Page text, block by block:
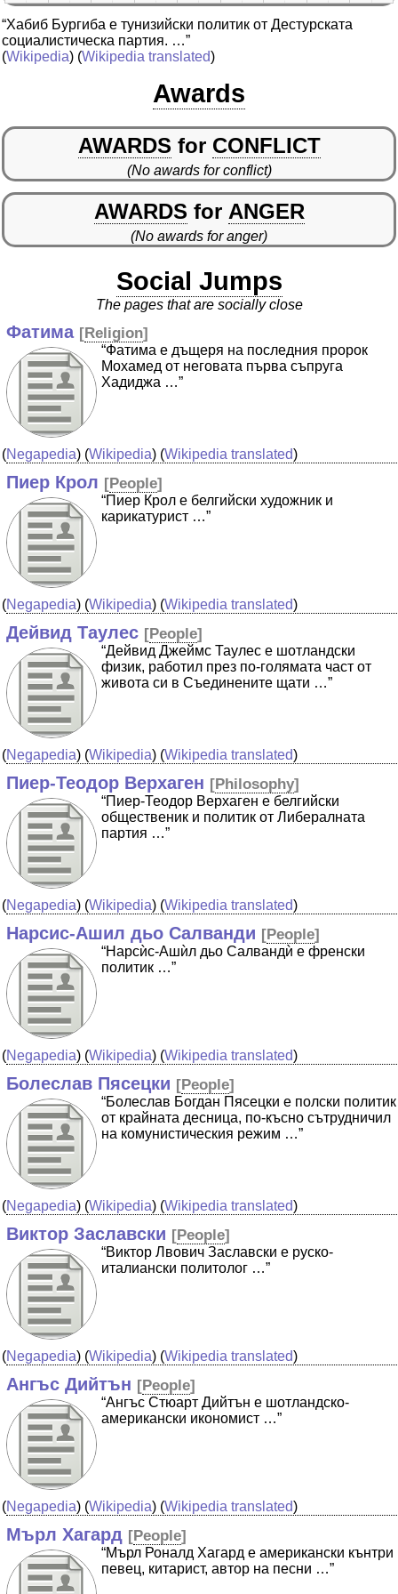
“Хабиб Бургиба е тунизийски политик от Дестурската
социалистическа партия. …”
(Wikipedia) (Wikipedia translated)
Awards
AWARDS for CONFLICT
(No awards for conflict)
AWARDS for ANGER
(No awards for anger)
Social Jumps
The pages that are socially close
Фатима [Religion]
“Фатима е дъщеря на последния пророк
Мохамед от неговата първа съпруга
Хадиджа …”
(Negapedia) (Wikipedia) (Wikipedia translated)
Пиер Крол [People]
“Пиер Крол е белгийски художник и
карикатурист …”
(Negapedia) (Wikipedia) (Wikipedia translated)
Дейвид Таулес [People]
“Дейвид Джеймс Таулес е шотландски
физик, работил през по-голямата част от
живота си в Съединените щати …”
(Negapedia) (Wikipedia) (Wikipedia translated)
Пиер-Теодор Верхаген [Philosophy]
“Пиер-Теодор Верхаген е белгийски
общественик и политик от Либералната
партия …”
(Negapedia) (Wikipedia) (Wikipedia translated)
Нарсис-Ашил дьо Салванди [People]
“Нарсѝс-Ашѝл дьо Салвандѝ е френски
политик …”
(Negapedia) (Wikipedia) (Wikipedia translated)
Болеслав Пясецки [People]
“Болеслав Богдан Пясецки е полски политик
от крайната десница, по-късно сътрудничил
на комунистическия режим …”
(Negapedia) (Wikipedia) (Wikipedia translated)
Виктор Заславски [People]
“Виктор Лвович Заславски е руско-
италиански политолог …”
(Negapedia) (Wikipedia) (Wikipedia translated)
Ангъс Дийтън [People]
“Ангъс Стюарт Дийтън е шотландско-
американски икономист …”
(Negapedia) (Wikipedia) (Wikipedia translated)
Мърл Хагард [People]
“Мърл Роналд Хагард е американски кънтри
певец, китарист, автор на песни …”